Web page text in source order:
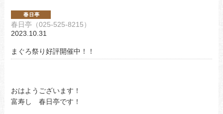
春日亭（025-525-8215）
2023.10.31
まぐろ祭り好評開催中！！
おはようございます！
富寿し 春日亭です！